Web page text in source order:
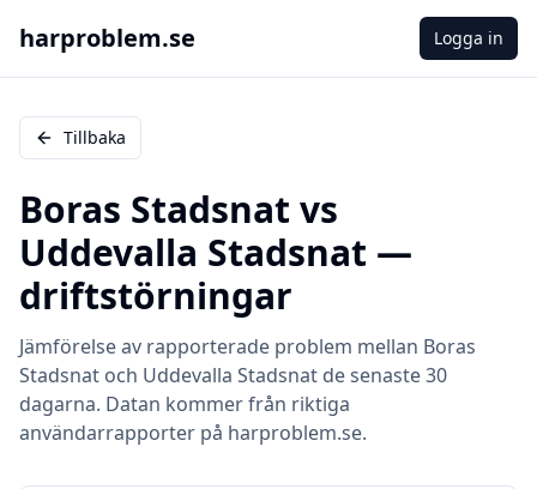
harproblem.se Logga in
Tillbaka
Boras Stadsnat vs
Uddevalla Stadsnat —
driftstörningar
Jämförelse av rapporterade problem mellan Boras
Stadsnat och Uddevalla Stadsnat de senaste 30
dagarna. Datan kommer från riktiga
användarrapporter på harproblem.se.